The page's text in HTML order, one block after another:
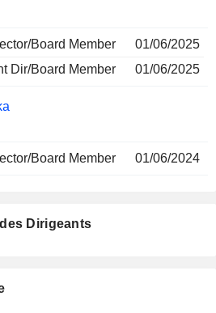
Board Member
01/06/2025
Dir/Board Member
01/06/2025
Board Member 01/06/2024
Dirigeants